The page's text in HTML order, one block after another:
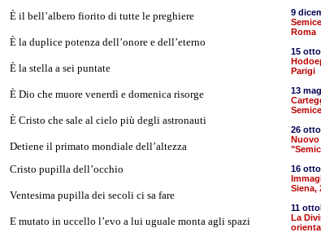
È il bell’albero fiorito di tutte le preghiere
È la duplice potenza dell’onore e dell’eterno
È la stella a sei puntate
È Dio che muore venerdì e domenica risorge
È Cristo che sale al cielo più degli astronauti
Detiene il primato mondiale dell’altezza
Cristo pupilla dell’occhio
Ventesima pupilla dei secoli ci sa fare
E mutato in uccello l’evo a lui uguale monta agli spazi
9
Roma
15
Parigi
13
26
16
Siena,
11
La